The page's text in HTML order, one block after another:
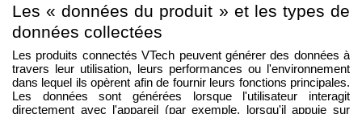
Les « données du produit » et les types de
données collectées
Les produits connectés VTech peuvent générer des données à
travers leur utilisation, leurs performances ou l'environnement
dans lequel ils opèrent afin de fournir leurs fonctions principales.
Les données sont générées lorsque l'utilisateur interagit
directement avec l'appareil (par exemple, lorsqu'il appuie sur